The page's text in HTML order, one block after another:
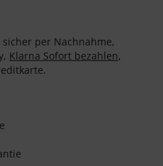
per Nachnahme,
Klarna Sofort bezahlen,